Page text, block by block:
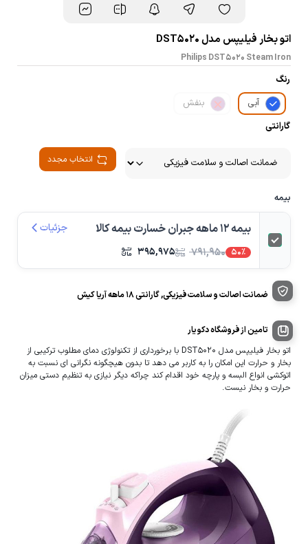
اتو بخار فیلیپس مدل DST5020
Philips DST5020 Steam Iron
رنگ
آبی
بنفش
گارانتی
انتخاب مجدد
بیمه
بیمه 12 ماهه جبران خسارت بیمه کالا
50% ۷۹۱,۹۵۰ ۳۹۵,۹۷۵
جزئیات
ضمانت اصالت و سلامت فیزیکی, گارانتی ۱۸ ماهه آریا کیش
تامین از فروشگاه دکویار
اتو بخار فیلیپس مدل DST5020 با برخورداری از تکنولوژی دمای مطلوب ترکیبی از
بخار و حرارت این امکان را به کاربر می دهد تا بدون هیچگونه نگرانی ای نسبت به
اتوکشی انواع البسه و پارچه خود اقدام کند چراکه دیگر نیازی به تنظیم دستی میزان
حرارت و بخار نیست.